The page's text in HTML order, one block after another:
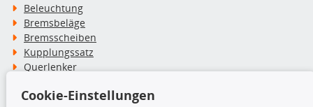
Beleuchtung
Bremsbeläge
Bremsscheiben
Kupplungssatz
Querlenker
Stoßdämpfer
Cookie-Einstellungen